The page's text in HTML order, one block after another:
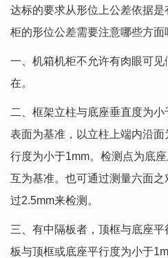
达标的要求从形位上公差依据
柜的形位公差需要注意哪些方面
一、机箱机柜不允许有肉眼可
在。
二、框架立柱与底座垂直度为
表面为基准，以立柱上端内沿
行度为小于1mm。检测点为底
互为基准。也可通过测量六面
过2.5mm来检测。
三、有中隔板者，顶框与底座
板与顶框或底座平行度为小于